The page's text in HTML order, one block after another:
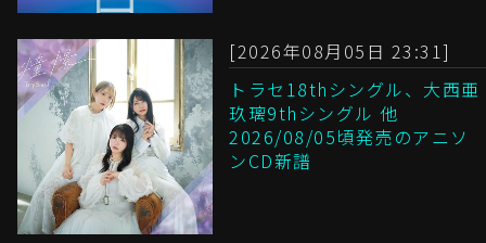
[2026年08月05日 23:31]
トラセ18thシングル、大西亜
玖璃9thシングル 他
2026/08/05頃発売のアニソ
ンCD新譜